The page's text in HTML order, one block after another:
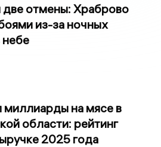
две отмены: Храброво
из-за ночных
небе
миллиарды на мясе в
области: рейтинг
2025 года